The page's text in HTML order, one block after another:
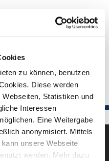
zu können, benutzen
Diese werden
Statistiken und
Interessen
Eine Weitergabe
anonymisiert. Mittels
unsere Webseite
werden. Mehr dazu